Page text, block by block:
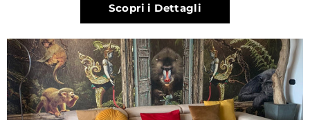
Scopri i Dettagli